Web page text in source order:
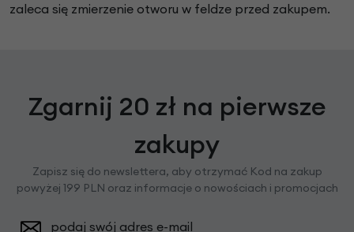
zaleca się zmierzenie otworu w feldze przed zakupem.
Zgarnij 20 zł na pierwsze
zakupy
Zapisz się do newslettera, aby otrzymać Kod na zakup
powyżej 199 PLN oraz informacje o nowościach i promocjach
podaj swój adres e-mail